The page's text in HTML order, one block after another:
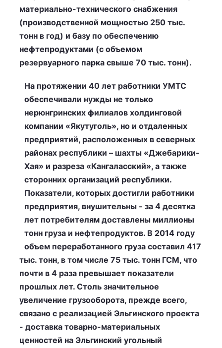
материально-технического снабжения
(производственной мощностью 250 тыс.
тонн в год) и базу по обеспечению
нефтепродуктами (с объемом
резервуарного парка свыше 70 тыс. тонн).
На протяжении 40 лет работники УМТС
обеспечивали нужды не только
нерюнгринских филиалов холдинговой
компании «Якутуголь», но и отдаленных
предприятий, расположенных в северных
районах республики – шахты «Джебарики-
Хая» и разреза «Кангаласский», а также
сторонних организаций республики.
Показатели, которых достигли работники
предприятия, внушительны - за 4 десятка
лет потребителям доставлены миллионы
тонн груза и нефтепродуктов. В 2014 году
объем переработанного груза составил 417
тыс. тонн, в том числе 75 тыс. тонн ГСМ, что
почти в 4 раза превышает показатели
прошлых лет. Столь значительное
увеличение грузооборота, прежде всего,
связано с реализацией Эльгинского проекта
- доставка товарно-материальных
ценностей на Эльгинский угольный